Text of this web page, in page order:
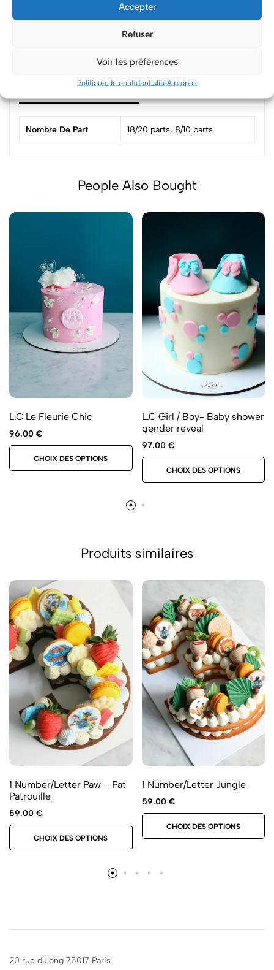
Accepter
Refuser
Voir les préférences
Politique de confidentialitéA propos
Paiement sécurisé via Stripe
Informations complémentaires
Nombre De Part 18/20 parts, 8/10 parts
People Also Bought
L.C Le Fleurie Chic
96.00 €
CHOIX DES OPTIONS
L.C Girl / Boy- Baby shower
gender reveal
97.00 €
CHOIX DES OPTIONS
Produits similaires
1 Number/Letter Paw – Pat
Patrouille
59.00 €
CHOIX DES OPTIONS
1 Number/Letter Jungle
59.00 €
CHOIX DES OPTIONS
20 rue dulong 75017 Paris